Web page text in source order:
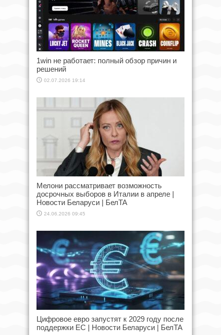
1win не работает: полный обзор причин и
решений
02.07.2026 19:14
Мелони рассматривает возможность
досрочных выборов в Италии в апреле |
Новости Беларуси | БелТА
24.06.2026 09:45
Цифровое евро запустят к 2029 году после
поддержки ЕС | Новости Беларуси | БелТА